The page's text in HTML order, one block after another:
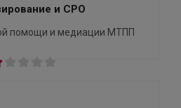
и СРО
помощи и медиации МТПП